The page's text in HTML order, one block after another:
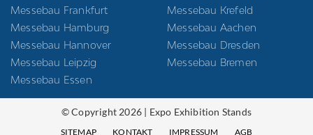
Messebau Frankfurt
Messebau Hamburg
Messebau Hannover
Messebau Leipzig
Messebau Essen
Messebau Krefeld
Messebau Aachen
Messebau Dresden
Messebau Bremen
© Copyright 2026 | Expo Exhibition Stands
SITEMAP KONTAKT IMPRESSUM
AGB